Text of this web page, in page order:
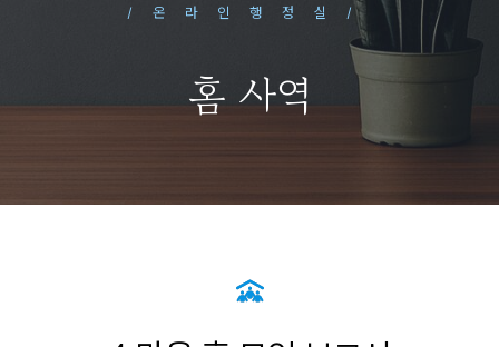
/온라인행정실/
홈 사역